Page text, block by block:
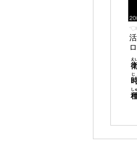
👈
え
じ
し